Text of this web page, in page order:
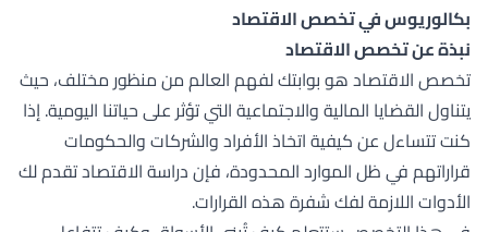
بكالوريوس في تخصص الاقتصاد
نبذة عن تخصص الاقتصاد
تخصص الاقتصاد هو بوابتك لفهم العالم من منظور مختلف، حيث
يتناول القضايا المالية والاجتماعية التي تؤثر على حياتنا اليومية. إذا
كنت تتساءل عن كيفية اتخاذ الأفراد والشركات والحكومات
قراراتهم في ظل الموارد المحدودة، فإن دراسة الاقتصاد تقدم لك
الأدوات اللازمة لفك شفرة هذه القرارات.